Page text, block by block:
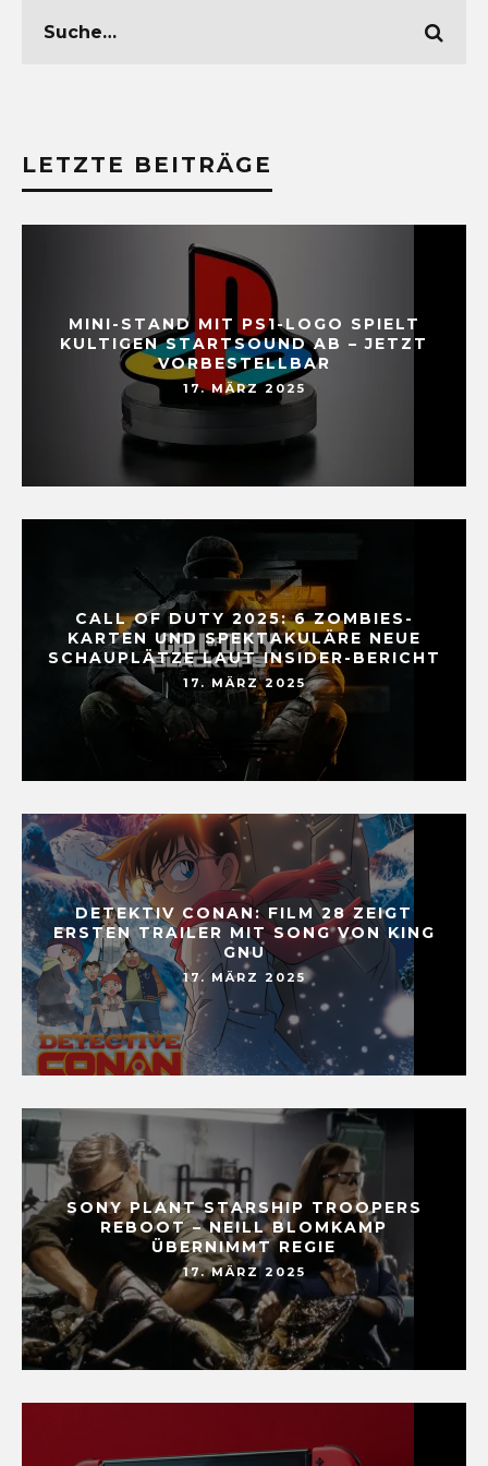
LETZTE BEITRÄGE
MINI-STAND MIT PS1-LOGO SPIELT
KULTIGEN STARTSOUND AB – JETZT
VORBESTELLBAR
17. MÄRZ 2025
CALL OF DUTY 2025: 6 ZOMBIES-
KARTEN UND SPEKTAKULÄRE NEUE
SCHAUPLÄTZE LAUT INSIDER-BERICHT
17. MÄRZ 2025
DETEKTIV CONAN: FILM 28 ZEIGT
ERSTEN TRAILER MIT SONG VON KING
GNU
17. MÄRZ 2025
SONY PLANT STARSHIP TROOPERS
REBOOT – NEILL BLOMKAMP
ÜBERNIMMT REGIE
17. MÄRZ 2025